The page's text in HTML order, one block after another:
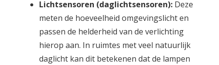
Lichtsensoren (daglichtsensoren):Deze
meten de hoeveelheid omgevingslicht en
passen de helderheid van de verlichting
hierop aan. In ruimtes met veel natuurlijk
daglicht kan dit betekenen dat de lampen